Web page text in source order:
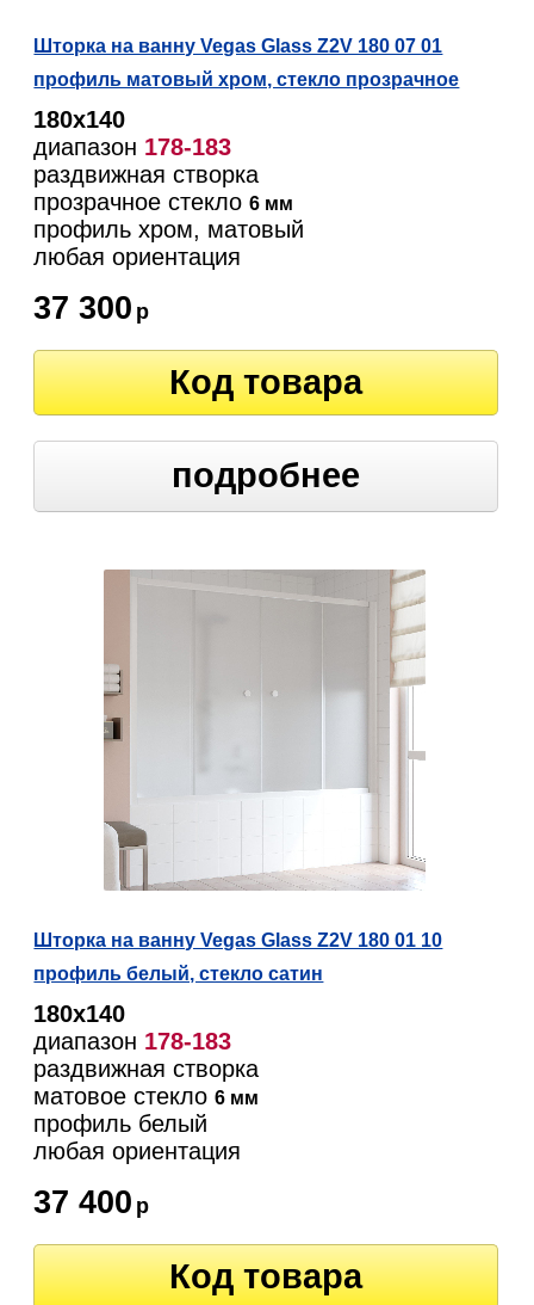
Шторка на ванну Vegas Glass Z2V 180 07 01
профиль матовый хром, стекло прозрачное
180х140
диапазон 178-183
раздвижная створка
прозрачное стекло6 мм
профиль хром, матовый
любая ориентация
37 300 р
Код товара
подробнее
Шторка на ванну Vegas Glass Z2V 180 01 10
профиль белый, стекло сатин
180х140
диапазон 178-183
раздвижная створка
матовое стекло6 мм
профиль белый
любая ориентация
37 400 р
Код товара